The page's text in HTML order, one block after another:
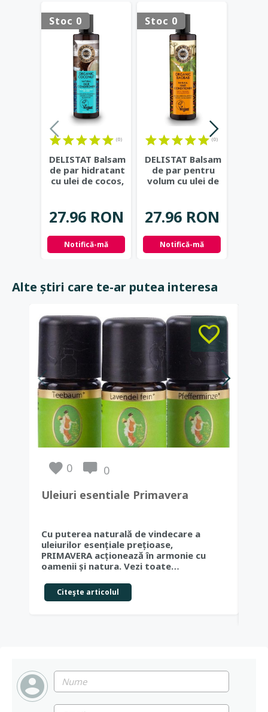
Stoc 0
(0)
DELISTAT Balsam
de par hidratant
cu ulei de cocos,
27.96 RON
Notifică-mă
Stoc 0
(0)
DELISTAT Balsam
de par pentru
volum cu ulei de
27.96 RON
Notifică-mă
Alte știri care te-ar putea interesa
0
0
Uleiuri esentiale Primavera
Cu puterea naturală de vindecare a
uleiurilor esențiale prețioase,
PRIMAVERA acționează în armonie cu
oamenii și natura. Vezi toate…
Citeşte articolul